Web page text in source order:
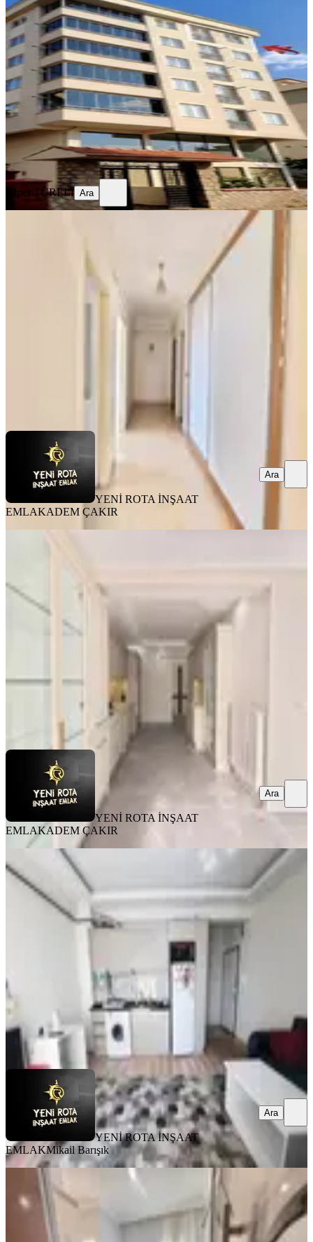
Sahibinden Memura Dağ Manzaralı
Temiz 1+1 Daire
Onikişubat, Yunus Emre Mahallesi
1+1·40 m² · 5. Kat·05.08.2026
18.500 ₺
Alper TÜRELİ
Ara
Alper TÜRELİ Ara
Yeni Rota'dan Boğaziçi Mahallesi
Onikişubat, Boğaziçi Mahallesi
·04.08.2026
20.000 ₺
YENİ ROTA İNŞAAT
EMLAKADEM ÇAKIR
Ara
Onikişubat, Yamaçtepe Mahallesi
·205 m² 03.08.2026
YENİ ROTA İNŞAAT EMLAK ADEM ÇAKIR
YENİ ROTA İNŞAAT
EMLAKADEM ÇAKIR
Ara
Rota'dan Üniversite Karşısı Geniş Ve
Kullanışlı Eşyalı Kirlk 1+1
Onikişubat, Maarif Mahallesi
YENİ ROTA İNŞAAT EMLAK Mikail Barışık
Ara
YENİ ROTA İNŞAAT
EMLAKMikail Barışık
Ara
MANZARALI
Yeni Rota'dan Üniversite Civarı
Eşyalı 2+0 Kiralık Daire
Onikişubat, Maarif Mahallesi